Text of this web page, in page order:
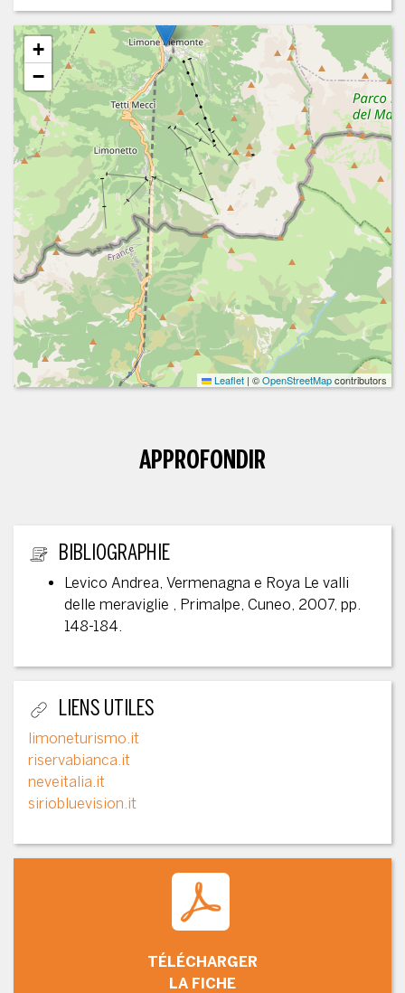
+
−
Leaflet | ©OpenStreetMapcontributors
APPROFONDIR
INFORMATIONS ANNEXES
BIBLIOGRAPHIE
Levico Andrea, Vermenagna e Roya Le valli
delle meraviglie , Primalpe, Cuneo, 2007, pp.
148-184.
LIENS UTILES
limoneturismo.it
riservabianca.it
neveitalia.it
siriobluevision.it
TÉLÉCHARGER
LA FICHE